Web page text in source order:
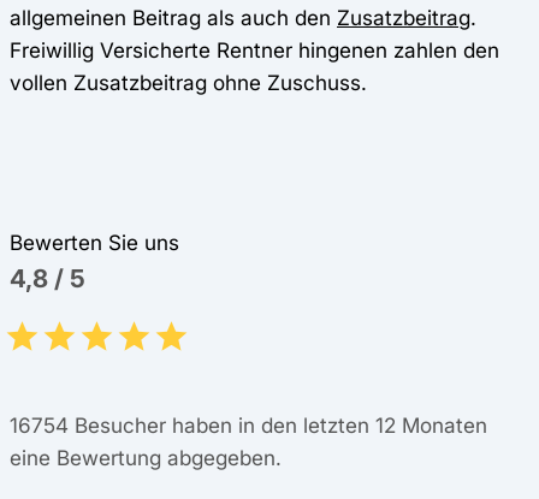
allgemeinen Beitrag als auch den Zusatzbeitrag.
Freiwillig Versicherte Rentner hingenen zahlen den
vollen Zusatzbeitrag ohne Zuschuss.
Bewerten Sie uns
4,8 / 5
16754 Besucher haben in den letzten 12 Monaten
eine Bewertung abgegeben.